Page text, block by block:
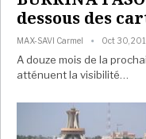
dessous des
MAX-SAVI Carmel Oct 30,
A douze mois de la
atténuent la visibilité…